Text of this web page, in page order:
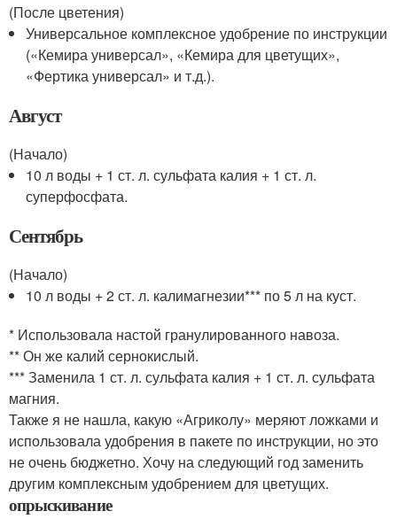
(После цветения)
Универсальное комплексное удобрение по инструкции
(«Кемира универсал», «Кемира для цветущих»,
«Фертика универсал» и т.д.).
Август
(Начало)
10 л воды + 1 ст. л. сульфата калия + 1 ст. л.
суперфосфата.
Сентябрь
(Начало)
10 л воды + 2 ст. л. калимагнезии*** по 5 л на куст.
* Использовала настой гранулированного навоза.
** Он же калий сернокислый.
*** Заменила 1 ст. л. сульфата калия + 1 ст. л. сульфата
магния.
Также я не нашла, какую «Агриколу» меряют ложками и
использовала удобрения в пакете по инструкции, но это
не очень бюджетно. Хочу на следующий год заменить
другим комплексным удобрением для цветущих.
опрыскивание